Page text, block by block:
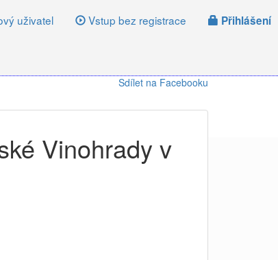
uživatel Vstup bez registrace Přihlášení
Sdílet na Facebooku
Vinohrady v